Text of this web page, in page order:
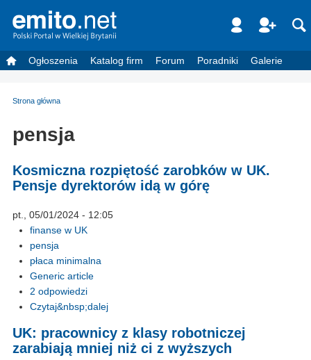
Ogłoszenia Katalog firm Forum Poradniki Galerie
Strona główna
pensja
Kosmiczna rozpiętość zarobków w UK.
Pensje dyrektorów idą w górę
pt., 05/01/2024 - 12:05
finanse w UK
pensja
płaca minimalna
Generic article
2 odpowiedzi
Czytaj&nbsp;dalej
UK: pracownicy z klasy robotniczej
zarabiają mniej niż ci z wyższych